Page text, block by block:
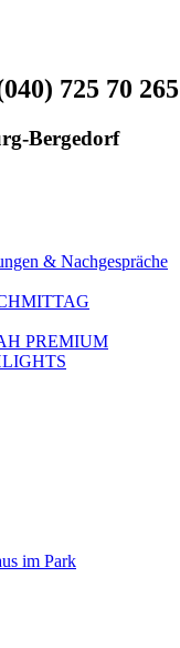
725 70 265
Bergedorf
& Nachgespräche
PREMIUM
im Park